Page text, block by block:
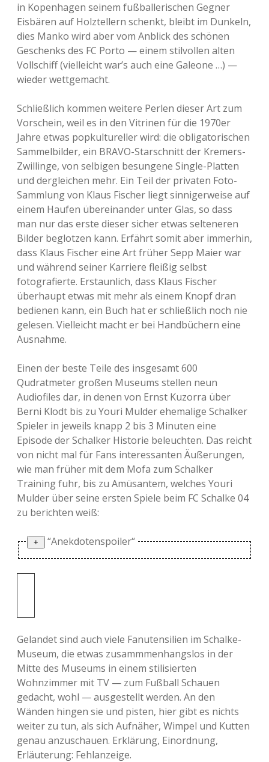
in Kopenhagen seinem fußballerischen Gegner
Eisbären auf Holztellern schenkt, bleibt im Dunkeln,
dies Manko wird aber vom Anblick des schönen
Geschenks des FC Porto — einem stilvollen alten
Vollschiff (vielleicht war’s auch eine Galeone …) —
wieder wettgemacht.
Schließlich kommen weitere Perlen dieser Art zum
Vorschein, weil es in den Vitrinen für die 1970er
Jahre etwas popkultureller wird: die obligatorischen
Sammelbilder, ein BRAVO-Starschnitt der Kremers-
Zwillinge, von selbigen besungene Single-Platten
und dergleichen mehr. Ein Teil der privaten Foto-
Sammlung von Klaus Fischer liegt sinnigerweise auf
einem Haufen übereinander unter Glas, so dass
man nur das erste dieser sicher etwas selteneren
Bilder beglotzen kann. Erfährt somit aber immerhin,
dass Klaus Fischer eine Art früher Sepp Maier war
und während seiner Karriere fleißig selbst
fotografierte. Erstaunlich, dass Klaus Fischer
überhaupt etwas mit mehr als einem Knopf dran
bedienen kann, ein Buch hat er schließlich noch nie
gelesen. Vielleicht macht er bei Handbüchern eine
Ausnahme.
Einen der beste Teile des insgesamt 600
Qudratmeter großen Museums stellen neun
Audiofiles dar, in denen von Ernst Kuzorra über
Berni Klodt bis zu Youri Mulder ehemalige Schalker
Spieler in jeweils knapp 2 bis 3 Minuten eine
Episode der Schalker Historie beleuchten. Das reicht
von nicht mal für Fans interessanten Äußerungen,
wie man früher mit dem Mofa zum Schalker
Training fuhr, bis zu Amüsantem, welches Youri
Mulder über seine ersten Spiele beim FC Schalke 04
zu berichten weiß:
“Anekdotenspoiler“
Schalke, war das erste Pflichtspiel prompt
gegen jenes Wattenscheid und ging noch
prompter gar mit 0:3 im Ruhrstadion
verloren. Viele Schalker Anhänger weinten
darob hemmungslos, worauf Mulders extra
angereister Vater seinen Sohn fragte, bei
was für einem Verein er denn hier gelandet
sei. Die Antwort auf diese gar nicht
rhetorische Frage bleiben sowohl Mulder als
Gelandet sind auch viele Fanutensilien im Schalke-
Museum, die etwas zusammmenhangslos in der
Mitte des Museums in einem stilisierten
Wohnzimmer mit TV — zum Fußball Schauen
gedacht, wohl — ausgestellt werden. An den
Wänden hingen sie und pisten, hier gibt es nichts
weiter zu tun, als sich Aufnäher, Wimpel und Kutten
genau anzuschauen. Erklärung, Einordnung,
Erläuterung: Fehlanzeige.